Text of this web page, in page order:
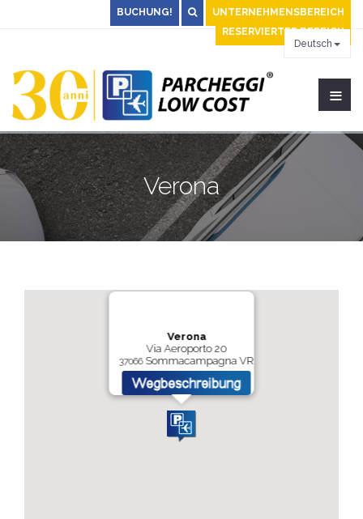
BUCHUNG!
UNTERNEHMENSBEREICH
RESERVIERTER BEREICH
Deutsch
≡
Verona
Verona
Via Aeroporto 20
37066 Sommacampagna VR